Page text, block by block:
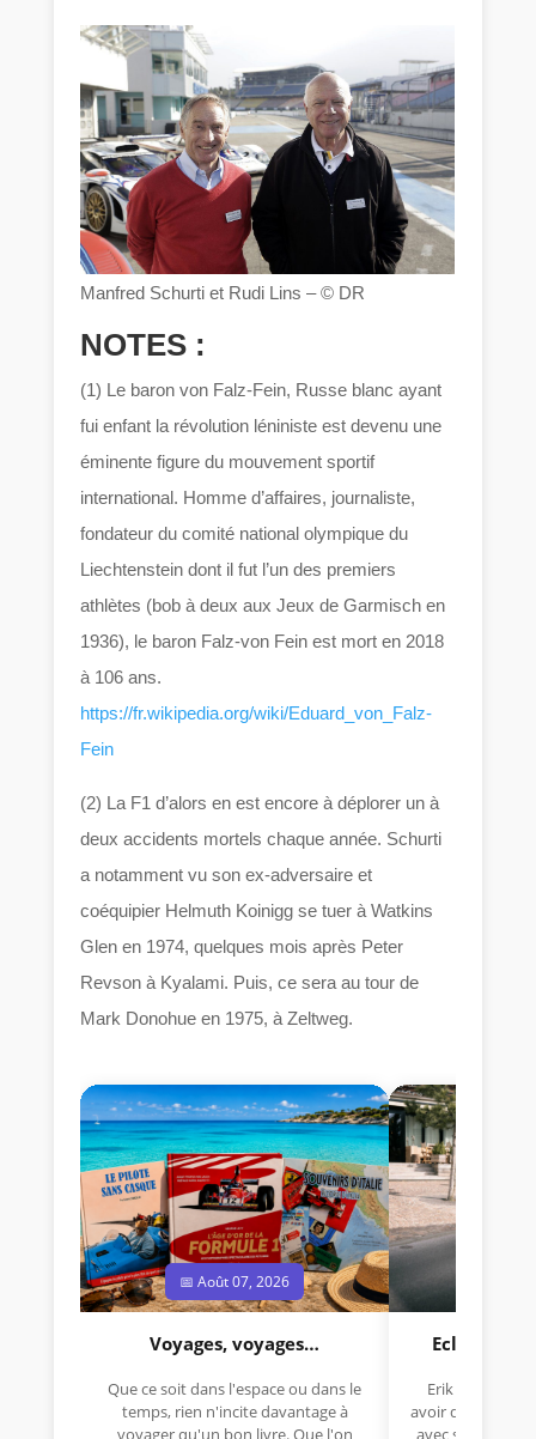
Manfred Schurti et Rudi Lins – © DR
NOTES :
(1) Le baron von Falz-Fein, Russe blanc ayant
fui enfant la révolution léniniste est devenu une
éminente figure du mouvement sportif
international. Homme d’affaires, journaliste,
fondateur du comité national olympique du
Liechtenstein dont il fut l’un des premiers
athlètes (bob à deux aux Jeux de Garmisch en
1936), le baron Falz-von Fein est mort en 2018
à 106 ans.
https://fr.wikipedia.org/wiki/Eduard_von_Falz-
Fein
(2) La F1 d’alors en est encore à déplorer un à
deux accidents mortels chaque année. Schurti
a notamment vu son ex-adversaire et
coéquipier Helmuth Koinigg se tuer à Watkins
Glen en 1974, quelques mois après Peter
Revson à Kyalami. Puis, ce sera au tour de
Mark Donohue en 1975, à Zeltweg.
📅 Août 07, 2026
Voyages, voyages…
Que ce soit dans l'espace ou dans le
temps, rien n'incite davantage à
voyager qu'un bon livre. Que l'on
Eclectica
Erik Comas,
avoir déjà
avec sa Lancia